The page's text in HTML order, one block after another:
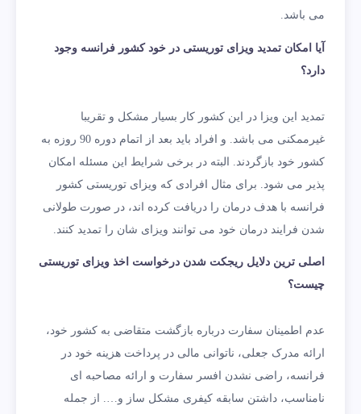
می باشد.
آیا امکان تمدید ویزای توریستی در خود کشور فرانسه وجود
دارد؟
تمدید این ویزا در این کشور کار بسیار مشکل و تقریبا
غیرممکنی می باشد. و افراد باید بعد از اتمام دوره 90 روزه به
کشور خود بازگردند. البته در برخی شرایط این مسئله امکان
پذیر می شود. برای مثال افرادی که ویزای توریستی کشور
فرانسه با هدف درمان را دریافت کرده اند، در صورت طولانی
شدن فرایند درمان خود می توانند ویزای شان را تمدید کنند.
اصلی ترین دلایل ریجکت شدن درخواست اخذ ویزای توریستی
چیست؟
عدم اطمینان سفارت درباره بازگشت متقاضی به کشور خود،
ارائه مدرک جعلی، ناتوانی مالی در پرداخت هزینه خود در
فرانسه، راضی نشدن افسر سفارت و ارائه مصاحبه ای
نامناسب، داشتن سابقه کیفری مشکل ساز و…. از جمله